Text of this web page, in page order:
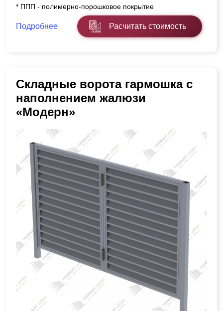
* ППП - полимерно-порошковое покрытие
Подробнее Расчитать стоимость
Складные ворота гармошка с
наполнением жалюзи
«Модерн»